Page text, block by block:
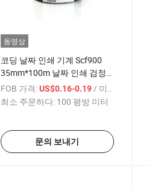
동영상
코딩 날짜 인쇄 기계 Scf900
35mm*100m 날짜 인쇄 검정
열전사 코딩 리본
FOB 가격: US$0.16-0.19 / 미터
최소 주문하다: 100 평방 미터
문의 보내기